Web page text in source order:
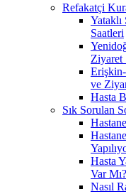
Refakatçi
Saatleri
Ziyaret
ve
Hasta
Sık Sorulan
Hasta
Var Mı?
Nasıl